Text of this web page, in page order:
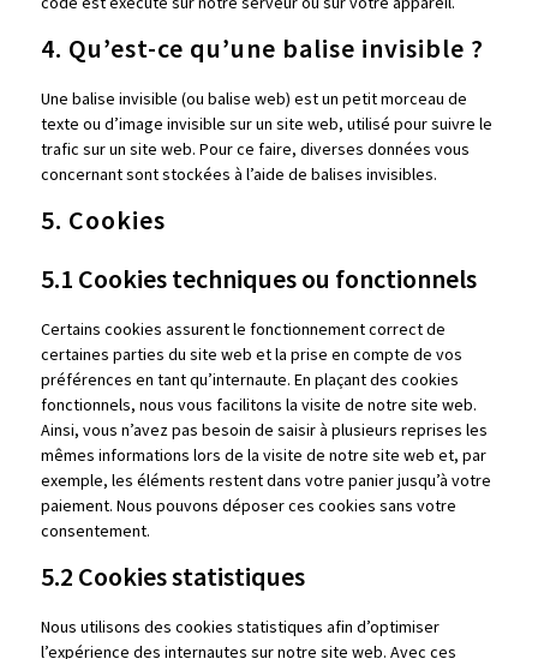
4. Qu’est-ce qu’une balise invisible ?
Une balise invisible (ou balise web) est un petit morceau de
texte ou d’image invisible sur un site web, utilisé pour suivre le
trafic sur un site web. Pour ce faire, diverses données vous
concernant sont stockées à l’aide de balises invisibles.
5. Cookies
5.1 Cookies techniques ou fonctionnels
Certains cookies assurent le fonctionnement correct de
certaines parties du site web et la prise en compte de vos
préférences en tant qu’internaute. En plaçant des cookies
fonctionnels, nous vous facilitons la visite de notre site web.
Ainsi, vous n’avez pas besoin de saisir à plusieurs reprises les
mêmes informations lors de la visite de notre site web et, par
exemple, les éléments restent dans votre panier jusqu’à votre
paiement. Nous pouvons déposer ces cookies sans votre
consentement.
5.2 Cookies statistiques
Nous utilisons des cookies statistiques afin d’optimiser
l’expérience des internautes sur notre site web. Avec ces